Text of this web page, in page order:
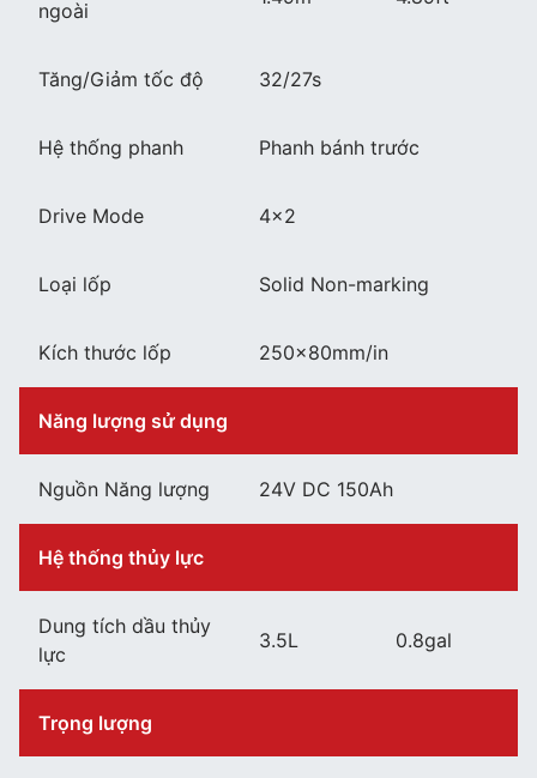
ngoài
Tăng/Giảm tốc độ 32/27s
Hệ thống phanh Phanh bánh trước
Drive Mode 4×2
Loại lốp Solid Non-marking
Kích thước lốp 250×80mm/in
Năng lượng sử dụng
Nguồn Năng lượng 24V DC 150Ah
Hệ thống thủy lực
Dung tích dầu thủy
lực
3.5L 0.8gal
Trọng lượng